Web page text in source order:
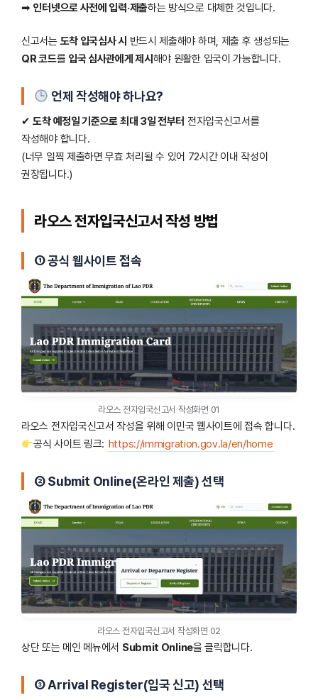
➡︎ 인터넷으로 사전에 입력·제출하는 방식으로 대체한 것입니다.
신고서는 도착 입국심사 시 반드시 제출해야 하며, 제출 후 생성되는
QR 코드를 입국 심사관에게 제시 해야 원활한 입국이 가능합니다.
언제 작성해야 하나요?
✔도착 예정일 기준으로 최대 3일 전부터 전자입국신고서를
작성해야 합니다.
(너무 일찍 제출하면 무효 처리될 수 있어 72시간 이내 작성이
권장됩니다.)
라오스 전자입국신고서 작성 방법
① 공식 웹사이트 접속
라오스 전자입국신고서 작성화면 01
라오스 전자입국신고서 작성을 위해 이민국 웹사이트에 접속 합니다.
공식 사이트 링크: https://immigration.gov.la/en/home
②Submit Online(온라인 제출) 선택
라오스 전자입국신고서 작성화면 02
상단 또는 메인 메뉴에서 Submit Online을 클릭합니다.
③ Arrival Register(입국 신고) 선택